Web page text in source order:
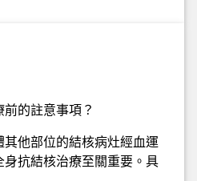
的註意事項？
他部位的結核病灶經血運
抗結核治療至關重要。具